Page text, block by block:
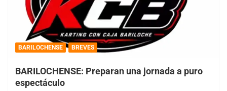
BARILOCHENSE BREVES
BARILOCHENSE: Preparan una jornada a puro
espectáculo